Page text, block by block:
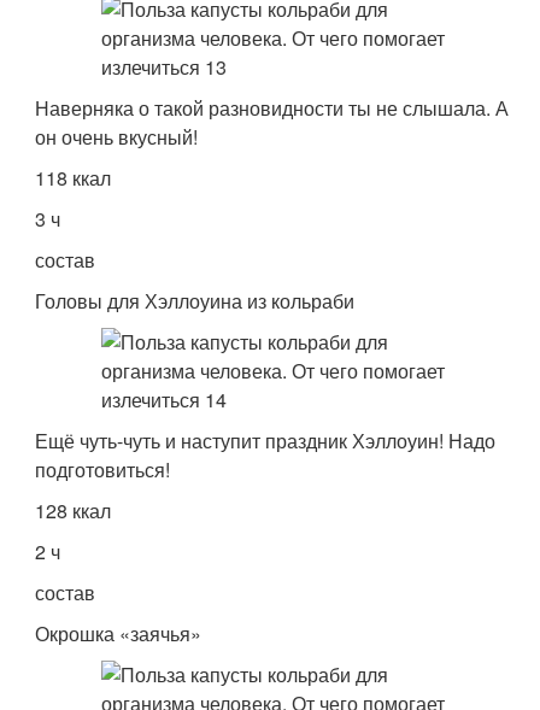
Наверняка о такой разновидности ты не слышала. А
он очень вкусный!
118 ккал
3 ч
состав
Головы для Хэллоуина из кольраби
Ещё чуть-чуть и наступит праздник Хэллоуин! Надо
подготовиться!
128 ккал
2 ч
состав
Окрошка «заячья»